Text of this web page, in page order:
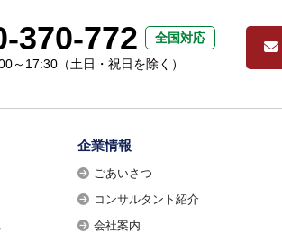
370-772 全国対応
～17:30（土日・祝日を除く）
企業情報
ごあいさつ
コンサルタント紹介
会社案内